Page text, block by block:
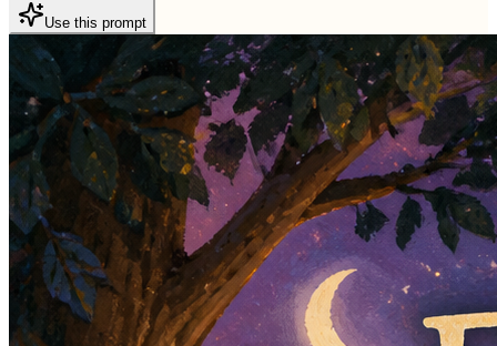
Use this prompt